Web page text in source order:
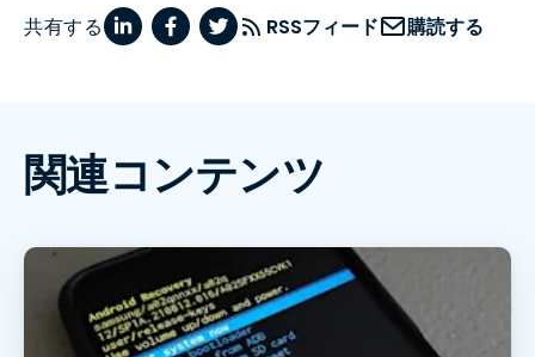
共有する RSSフィード 購読する
関連コンテンツ